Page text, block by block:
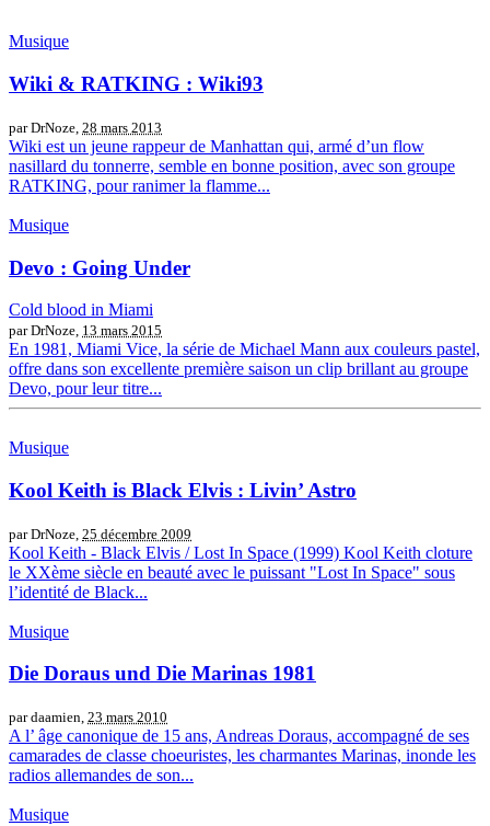
Musique
Wiki & RATKING : Wiki93
par DrNoze, 28 mars 2013
Wiki est un jeune rappeur de Manhattan qui, armé d’un flow
nasillard du tonnerre, semble en bonne position, avec son groupe
RATKING, pour ranimer la flamme...
Musique
Devo : Going Under
Cold blood in Miami
par DrNoze, 13 mars 2015
En 1981, Miami Vice, la série de Michael Mann aux couleurs pastel,
offre dans son excellente première saison un clip brillant au groupe
Devo, pour leur titre...
Musique
Kool Keith is Black Elvis : Livin’ Astro
par DrNoze, 25 décembre 2009
Kool Keith - Black Elvis / Lost In Space (1999) Kool Keith cloture
le XXème siècle en beauté avec le puissant "Lost In Space" sous
l’identité de Black...
Musique
Die Doraus und Die Marinas 1981
par daamien, 23 mars 2010
A l’ âge canonique de 15 ans, Andreas Doraus, accompagné de ses
camarades de classe choeuristes, les charmantes Marinas, inonde les
radios allemandes de son...
Musique